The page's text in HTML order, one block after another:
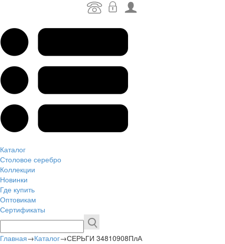
Каталог
Столовое серебро
Коллекции
Новинки
Где купить
Оптовикам
Сертификаты
Главная→Каталог→СЕРЬГИ 34810908ПлА